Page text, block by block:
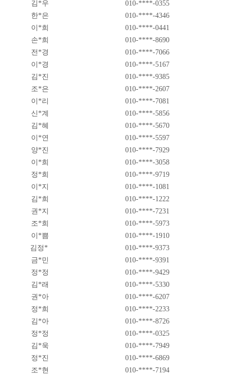
김*우
010-****-0355
한*은
010-****-4346
이*희
010-****-0441
손*희
010-****-8690
전*경
010-****-7066
이*경
010-****-5167
김*진
010-****-9385
조*은
010-****-2607
이*리
010-****-7081
신*계
010-****-5856
김*혜
010-****-5670
이*연
010-****-5597
양*진
010-****-7929
이*희
010-****-3058
정*희
010-****-9719
이*지
010-****-1081
김*희
010-****-1222
권*지
010-****-7231
조*희
010-****-5973
이*쁨
010-****-1910
김정*
010-****-9373
금*민
010-****-9391
정*정
010-****-9429
김*래
010-****-5330
권*아
010-****-6207
정*희
010-****-2233
김*아
010-****-8726
정*정
010-****-0325
김*욱
010-****-7949
정*진
010-****-6869
조*현
010-****-7194